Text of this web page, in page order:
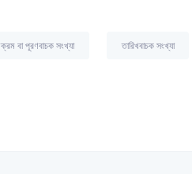
ক্রম বা পূরণবাচক সংখ্যা তারিখবাচক সংখ্যা